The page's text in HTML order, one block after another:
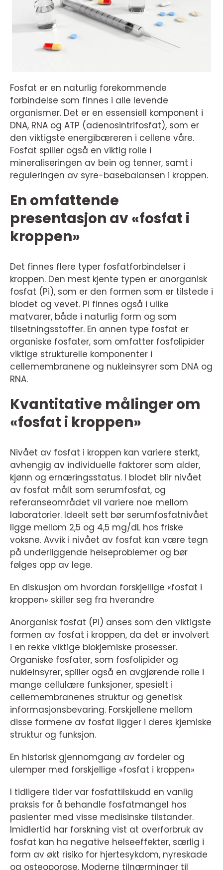
Fosfat er en naturlig forekommende
forbindelse som finnes i alle levende
organismer. Det er en essensiell komponent i
DNA, RNA og ATP (adenosintrifosfat), som er
den viktigste energibæreren i cellene våre.
Fosfat spiller også en viktig rolle i
mineraliseringen av bein og tenner, samt i
reguleringen av syre-basebalansen i kroppen.
En omfattende
presentasjon av «fosfat i
kroppen»
Det finnes flere typer fosfatforbindelser i
kroppen. Den mest kjente typen er anorganisk
fosfat (Pi), som er den formen som er tilstede i
blodet og vevet. Pi finnes også i ulike
matvarer, både i naturlig form og som
tilsetningsstoffer. En annen type fosfat er
organiske fosfater, som omfatter fosfolipider
viktige strukturelle komponenter i
cellemembranene og nukleinsyrer som DNA og
RNA.
Kvantitative målinger om
«fosfat i kroppen»
Nivået av fosfat i kroppen kan variere sterkt,
avhengig av individuelle faktorer som alder,
kjønn og ernæringsstatus. I blodet blir nivået
av fosfat målt som serumfosfat, og
referanseområdet vil variere noe mellom
laboratorier. Ideelt sett bør serumfosfatnivået
ligge mellom 2,5 og 4,5 mg/dL hos friske
voksne. Avvik i nivået av fosfat kan være tegn
på underliggende helseproblemer og bør
følges opp av lege.
En diskusjon om hvordan forskjellige «fosfat i
kroppen» skiller seg fra hverandre
Anorganisk fosfat (Pi) anses som den viktigste
formen av fosfat i kroppen, da det er involvert
i en rekke viktige biokjemiske prosesser.
Organiske fosfater, som fosfolipider og
nukleinsyrer, spiller også en avgjørende rolle i
mange cellulære funksjoner, spesielt i
cellemembranenes struktur og genetisk
informasjonsbevaring. Forskjellene mellom
disse formene av fosfat ligger i deres kjemiske
struktur og funksjon.
En historisk gjennomgang av fordeler og
ulemper med forskjellige «fosfat i kroppen»
I tidligere tider var fosfattilskudd en vanlig
praksis for å behandle fosfatmangel hos
pasienter med visse medisinske tilstander.
Imidlertid har forskning vist at overforbruk av
fosfat kan ha negative helseeffekter, særlig i
form av økt risiko for hjertesykdom, nyreskade
og osteoporose. Moderne tilnærminger til